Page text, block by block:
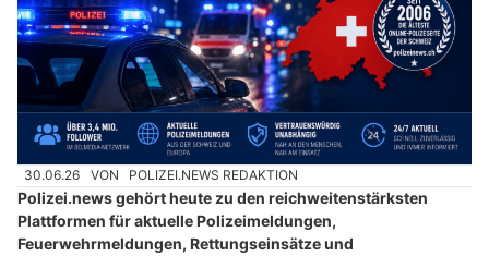
30.06.26 VON POLIZEI.NEWS REDAKTION
Polizei.news gehört heute zu den reichweitenstärksten
Plattformen für aktuelle Polizeimeldungen,
Feuerwehrmeldungen, Rettungseinsätze und